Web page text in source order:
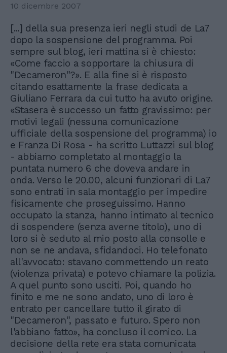
10 dicembre 2007
[...] della sua presenza ieri negli studi de La7
dopo la sospensione del programma. Poi
sempre sul blog, ieri mattina si è chiesto:
«Come faccio a sopportare la chiusura di
"Decameron"?». E alla fine si è risposto
citando esattamente la frase dedicata a
Giuliano Ferrara da cui tutto ha avuto origine.
«Stasera è successo un fatto gravissimo: per
motivi legali (nessuna comunicazione
ufficiale della sospensione del programma) io
e Franza Di Rosa - ha scritto Luttazzi sul blog
- abbiamo completato al montaggio la
puntata numero 6 che doveva andare in
onda. Verso le 20.00, alcuni funzionari di La7
sono entrati in sala montaggio per impedire
fisicamente che proseguissimo. Hanno
occupato la stanza, hanno intimato al tecnico
di sospendere (senza averne titolo), uno di
loro si è seduto al mio posto alla consolle e
non se ne andava, sfidandoci. Ho telefonato
all'avvocato: stavano commettendo un reato
(violenza privata) e potevo chiamare la polizia.
A quel punto sono usciti. Poi, quando ho
finito e me ne sono andato, uno di loro è
entrato per cancellare tutto il girato di
"Decameron", passato e futuro. Spero non
l'abbiano fatto», ha concluso il comico. La
decisione della rete era stata comunicata